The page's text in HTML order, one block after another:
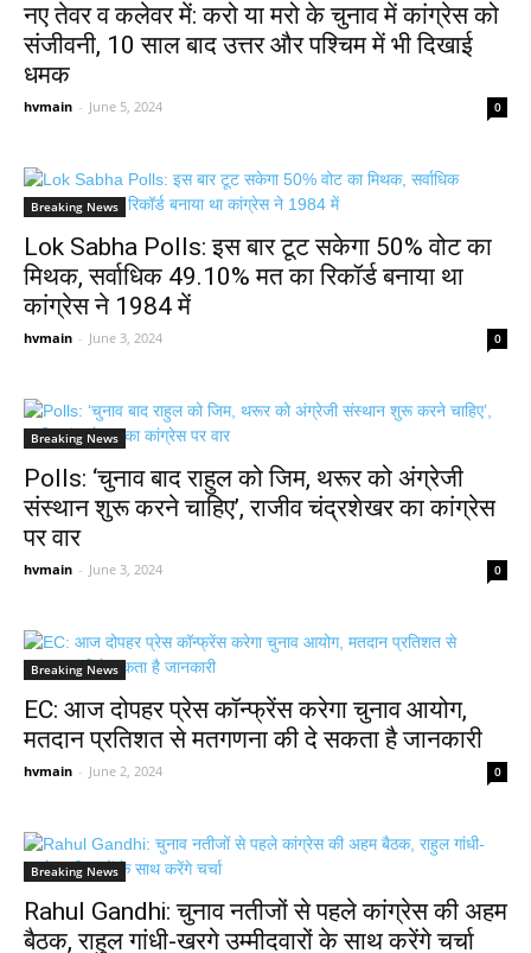
नए तेवर व कलेवर में: करो या मरो के चुनाव में कांग्रेस को
संजीवनी, 10 साल बाद उत्तर और पश्चिम में भी दिखाई
धमक
hvmain - June 5, 2024 0
Breaking News
Lok Sabha Polls: इस बार टूट सकेगा 50% वोट का
मिथक, सर्वाधिक 49.10% मत का रिकॉर्ड बनाया था
कांग्रेस ने 1984 में
hvmain - June 3, 2024 0
Breaking News
Polls: ‘चुनाव बाद राहुल को जिम, थरूर को अंग्रेजी
संस्थान शुरू करने चाहिए’, राजीव चंद्रशेखर का कांग्रेस
पर वार
hvmain - June 3, 2024 0
Breaking News
EC: आज दोपहर प्रेस कॉन्फ्रेंस करेगा चुनाव आयोग,
मतदान प्रतिशत से मतगणना की दे सकता है जानकारी
hvmain - June 2, 2024 0
Breaking News
Rahul Gandhi: चुनाव नतीजों से पहले कांग्रेस की अहम
बैठक, राहुल गांधी-खरगे उम्मीदवारों के साथ करेंगे चर्चा